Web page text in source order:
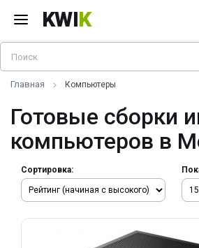
KWIK
Главная Компьютеры
Готовые сборки
компьютеров в
Сортировка: